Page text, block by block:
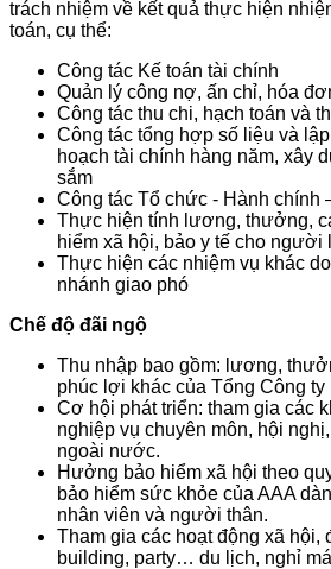
trách nhiệm về kết quả thực hiện
toán, cụ thể:
Công tác Kế toán tài chính
Quản lý công nợ, ấn chỉ, hóa
Công tác thu chi, hạch toán và
Công tác tổng hợp số liệu và
hoạch tài chính hàng năm, xây
sắm
Công tác Tổ chức - Hành chính
Thực hiện tính lương, thưởng,
hiểm xã hội, bảo y tế cho người
Thực hiện các nhiệm vụ khác
nhánh giao phó
Chế độ đãi ngộ
Thu nhập bao gồm: lương,
phúc lợi khác của Tổng Công ty
Cơ hội phát triển: tham gia các
nghiệp vụ chuyên môn, hội
ngoài nước.
Hưởng bảo hiểm xã hội theo
bảo hiểm sức khỏe của AAA
nhân viên và người thân.
Tham gia các hoạt động xã hội,
building, party… du lịch, nghỉ